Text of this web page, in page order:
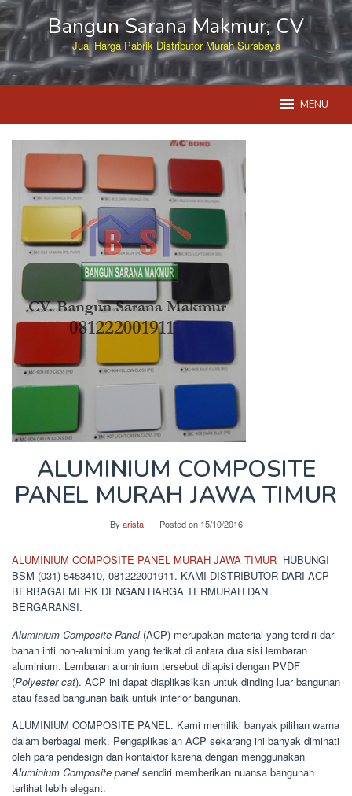
Skip
to
content
Bangun Sarana Makmur, CV
Jual Harga Pabrik Distributor Murah Surabaya
MENU
ALUMINIUM COMPOSITE
PANEL MURAH JAWA TIMUR
By arista Posted on 15/10/2016
ALUMINIUM COMPOSITE PANEL MURAH JAWA TIMUR HUBUNGI
BSM (031) 5453410, 081222001911. KAMI DISTRIBUTOR DARI ACP
BERBAGAI MERK DENGAN HARGA TERMURAH DAN
BERGARANSI.
Aluminium Composite Panel(ACP) merupakan material yang terdiri dari
bahan inti non-aluminium yang terikat di antara dua sisi lembaran
aluminium. Lembaran aluminium tersebut dilapisi dengan PVDF
(Polyester cat). ACP ini dapat diaplikasikan untuk dinding luar bangunan
atau fasad bangunan baik untuk interior bangunan.
ALUMINIUM COMPOSITE PANEL. Kami memiliki banyak pilihan warna
dalam berbagai merk. Pengaplikasian ACP sekarang ini banyak diminati
oleh para pendesign dan kontaktor karena dengan menggunakan
Aluminium Composite panelsendiri memberikan nuansa bangunan
terlihat lebih elegant.